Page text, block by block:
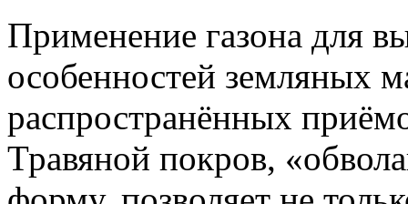
Применение газона для
особенностей земляных
распространённых
Травяной покров,